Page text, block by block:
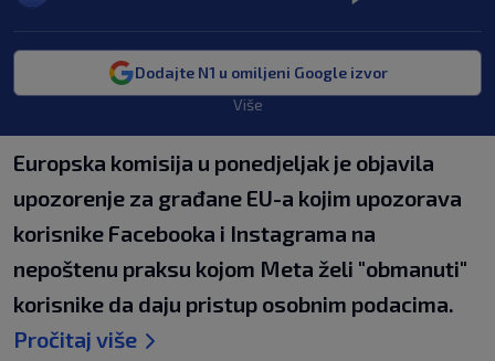
Dodajte N1 u omiljeni Google izvor
Više
Europska komisija u ponedjeljak je objavila
upozorenje za građane EU-a kojim upozorava
korisnike Facebooka i Instagrama na
nepoštenu praksu kojom Meta želi "obmanuti"
korisnike da daju pristup osobnim podacima.
Pročitaj više